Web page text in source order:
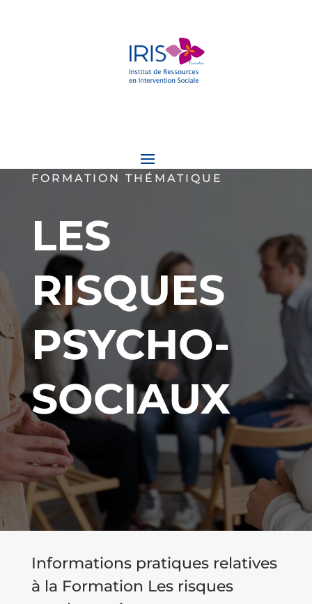
FORMATION THÉMATIQUE
LES
RISQUES
PSYCHO-
SOCIAUX
Informations pratiques relatives
à la Formation Les risques